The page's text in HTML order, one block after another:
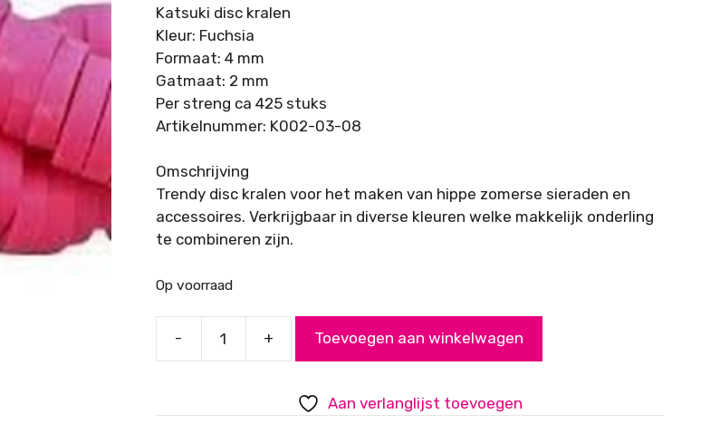
Katsuki disc kralen
Kleur: Fuchsia
Formaat: 4 mm
Gatmaat: 2 mm
Per streng ca 425 stuks
Artikelnummer: K002-03-08
Omschrijving
Trendy disc kralen voor het maken van hippe zomerse sieraden en
accessoires. Verkrijgbaar in diverse kleuren welke makkelijk onderling
te combineren zijn.
Op voorraad
-
Fuchsia,
+ Toevoegen aan winkelwagen
Aan verlanglijst toevoegen